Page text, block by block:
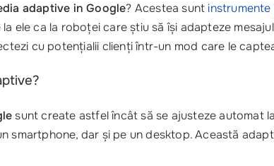
adaptive in Google? Acestea sunt
ele ca la roboței care știu să își adapteze
cu potențialii clienți într-un mod care le
sunt create astfel încât să se ajusteze automat
smartphone, dar și pe un desktop. Această